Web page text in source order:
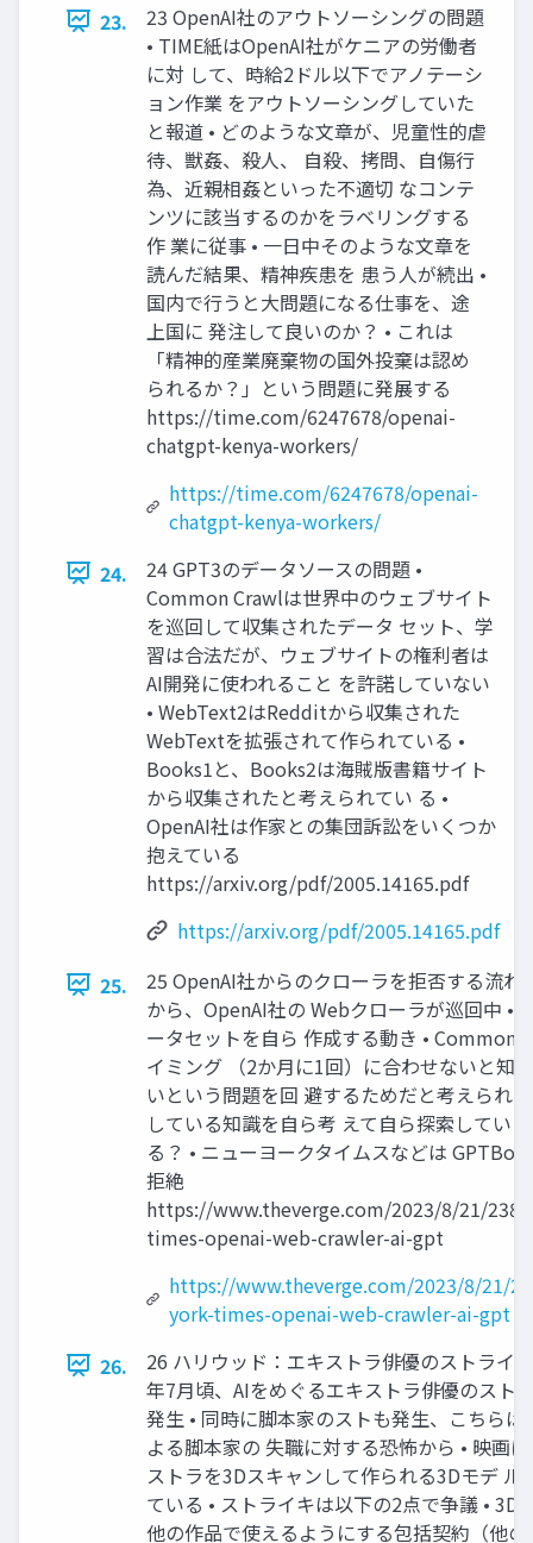
23.
23 OpenAI社のアウトソーシングの問題
• TIME紙はOpenAI社がケニアの労働者
に対 して、時給2ドル以下でアノテーシ
ョン作業 をアウトソーシングしていた
と報道 • どのような文章が、児童性的虐
待、獣姦、殺人、 自殺、拷問、自傷行
為、近親相姦といった不適切 なコンテ
ンツに該当するのかをラベリングする
作 業に従事 • 一日中そのような文章を
読んだ結果、精神疾患を 患う人が続出 •
国内で行うと大問題になる仕事を、途
上国に 発注して良いのか？ • これは
「精神的産業廃棄物の国外投棄は認め
られるか？」という問題に発展する
https://time.com/6247678/openai-
chatgpt-kenya-workers/
https://time.com/6247678/openai-
chatgpt-kenya-workers/
24.
24 GPT3のデータソースの問題 •
Common Crawlは世界中のウェブサイト
を巡回して収集されたデータ セット、学
習は合法だが、ウェブサイトの権利者は
AI開発に使われること を許諾していない
• WebText2はRedditから収集された
WebTextを拡張されて作られている •
Books1と、Books2は海賊版書籍サイト
から収集されたと考えられてい る •
OpenAI社は作家との集団訴訟をいくつか
抱えている
https://arxiv.org/pdf/2005.14165.pdf
https://arxiv.org/pdf/2005.14165.pdf
25.
25 OpenAI社からのクローラを拒否する流れ
から、OpenAI社の Webクローラが巡回中 •
ータセットを自ら 作成する動き • Common
イミング （2か月に1回）に合わせないと知
いという問題を回 避するためだと考えられ
している知識を自ら考 えて自ら探索してい
る？ • ニューヨークタイムスなどは
拒絶
https://www.theverge.com/2023/8/21/
times-openai-web-crawler-ai-gpt
https://www.theverge.com/2023/8/21/
york-times-openai-web-crawler-ai-gpt
26.
26 ハリウッド：エキストラ俳優のストライ
年7月頃、AIをめぐるエキストラ俳優のスト
発生 • 同時に脚本家のストも発生、こちらは
よる脚本家の 失職に対する恐怖から • 映画
ストラを3Dスキャンして作られる3Dモデ ル
ている • ストライキは以下の2点で争議 • 3D
他の作品で使えるようにする包括契約（他の